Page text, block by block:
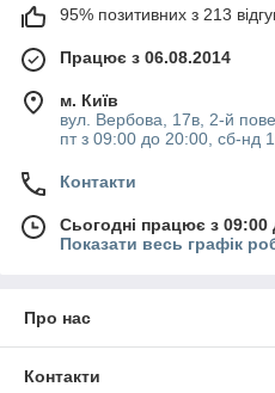
95% позитивних з 213
Працює з 06.08.2014
м. Київ
вул. Вербова, 17в, 2-й
пт з 09:00 до 20:00, сб-нд
Контакти
Сьогодні працює з 09:00
Показати весь графік
Про нас
Контакти